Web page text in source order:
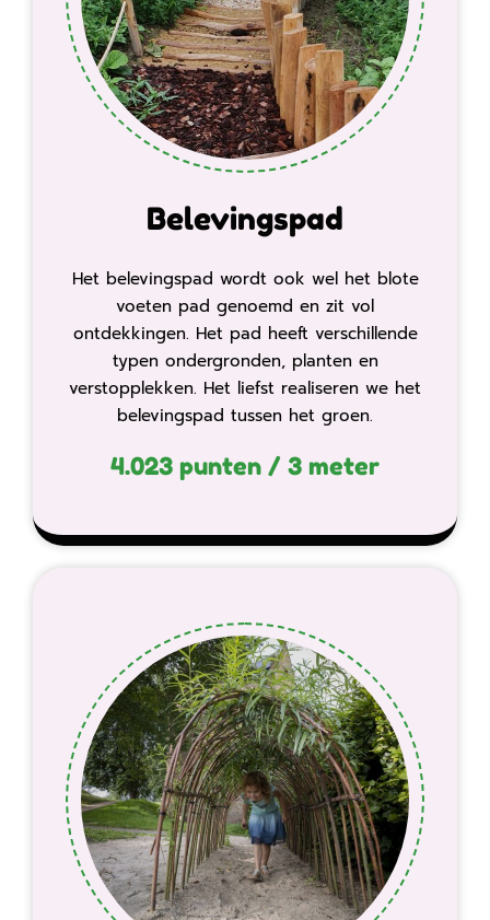
Belevingspad
Het belevingspad wordt ook wel het blote
voeten pad genoemd en zit vol
ontdekkingen. Het pad heeft verschillende
typen ondergronden, planten en
verstopplekken. Het liefst realiseren we het
belevingspad tussen het groen.
4.023 punten / 3 meter